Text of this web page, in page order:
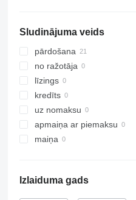
Sludinājuma veids
pārdošana
no ražotāja
līzings
kredīts
uz nomaksu
apmaiņa ar piemaksu
maiņa
Izlaiduma gads